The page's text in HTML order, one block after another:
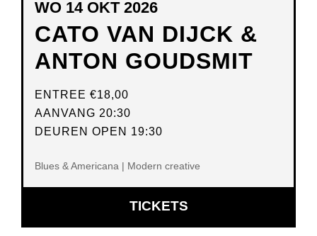
CATO VAN DIJCK &
ANTON GOUDSMIT
WO 14 OKT 2026
ENTREE €18,00
AANVANG 20:30
DEUREN OPEN 19:30
Blues & Americana | Modern creative
TICKETSOPENT
IN